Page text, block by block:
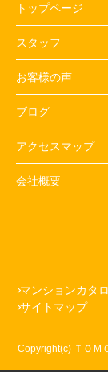
トップページ
スタッフ
お客様の声
ブログ
アクセスマップ
会社概要
マンションカタ
サイトマップ
Copyright(c) ＴＯＭ